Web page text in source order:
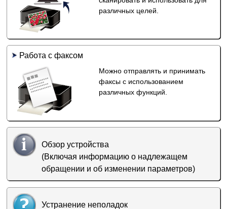
различных целей.
Работа с факсом
Можно отправлять и принимать
факсы с использованием
различных функций.
Обзор устройства
(Включая информацию о надлежащем
обращении и об изменении параметров)
Устранение неполадок